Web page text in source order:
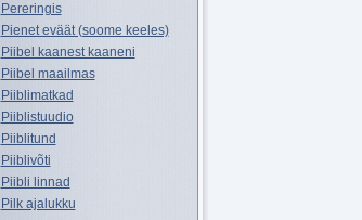
Pereringis
Pienet eväät (soome keeles)
Piibel kaanest kaaneni
Piibel maailmas
Piiblimatkad
Piiblistuudio
Piiblitund
Piiblivõti
Piibli linnad
Pilk ajalukku